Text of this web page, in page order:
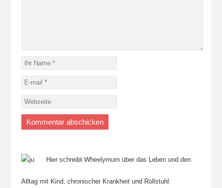
Hier schreibt Wheelymum über das Leben und den
Alltag mit Kind, chronischer Krankheit und Rollstuhl.